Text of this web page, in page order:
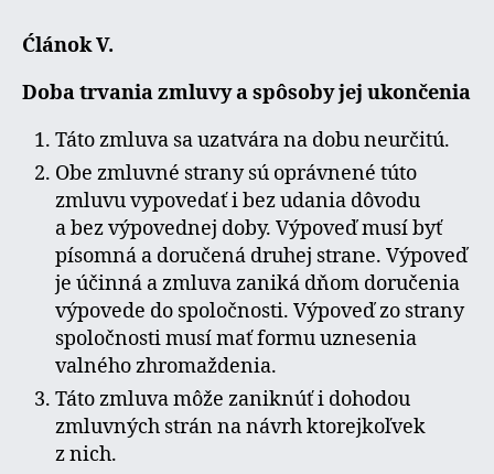
Ćlánok V.
Doba trvania zmluvy a spôsoby jej ukončenia
Táto zmluva sa uzatvára na dobu neurčitú.
Obe zmluvné strany sú oprávnené túto
zmluvu vypovedať i bez udania dôvodu
a bez výpovednej doby. Výpoveď musí byť
písomná a doručená druhej strane. Výpoveď
je účinná a zmluva zaniká dňom doručenia
výpovede do spoločnosti. Výpoveď zo strany
spoločnosti musí mať formu uznesenia
valného zhromaždenia.
Táto zmluva môže zaniknúť i dohodou
zmluvných strán na návrh ktorejkoľvek
z nich.